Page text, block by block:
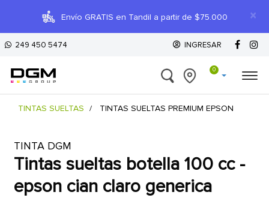
×
Envío GRATIS en Tandil a partir de $75.000
249 450 5474 INGRESAR
0
TINTAS SUELTAS TINTAS SUELTAS PREMIUM EPSON
TINTA DGM
tintas sueltas botella 100 cc -
epson cian claro generica